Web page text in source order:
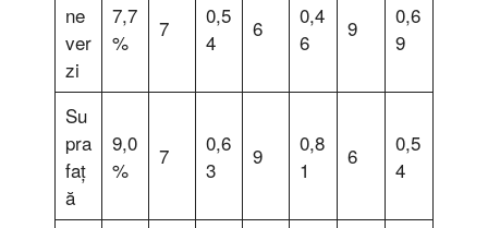
ne
ver
zi
7,7
%
7
0,5
4
6
0,4
6
9
0,6
9
Su
pra
faț
ă
9,0
%
7
0,6
3
9
0,8
1
6
0,5
4